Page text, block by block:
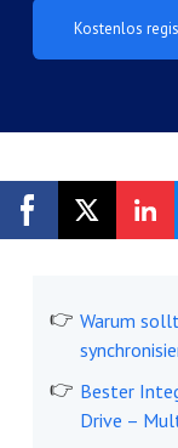
Warum
Bester
Drive –